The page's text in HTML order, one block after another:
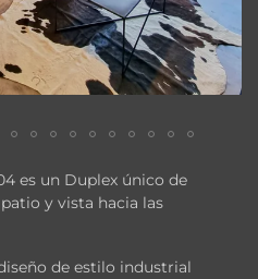
es un Duplex único de
y vista hacia las
de estilo industrial